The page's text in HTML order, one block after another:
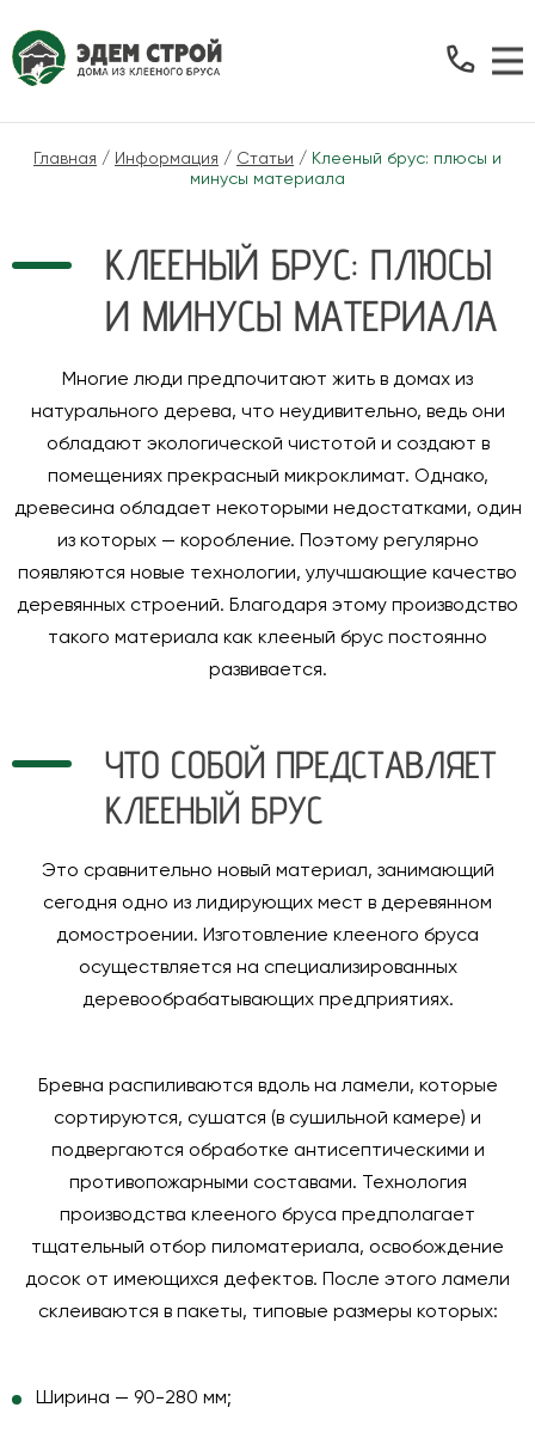
Главная / Информация / Статьи / Клееный брус: плюсы и
минусы материала
КЛЕЕНЫЙ БРУС: ПЛЮСЫ
И МИНУСЫ МАТЕРИАЛА
Многие люди предпочитают жить в домах из
натурального дерева, что неудивительно, ведь они
обладают экологической чистотой и создают в
помещениях прекрасный микроклимат. Однако,
древесина обладает некоторыми недостатками, один
из которых — коробление. Поэтому регулярно
появляются новые технологии, улучшающие качество
деревянных строений. Благодаря этому производство
такого материала как клееный брус постоянно
развивается.
ЧТО СОБОЙ ПРЕДСТАВЛЯЕТ
КЛЕЕНЫЙ БРУС
Это сравнительно новый материал, занимающий
сегодня одно из лидирующих мест в деревянном
домостроении. Изготовление клееного бруса
осуществляется на специализированных
деревообрабатывающих предприятиях.
Бревна распиливаются вдоль на ламели, которые
сортируются, сушатся (в сушильной камере) и
подвергаются обработке антисептическими и
противопожарными составами. Технология
производства клееного бруса предполагает
тщательный отбор пиломатериала, освобождение
досок от имеющихся дефектов. После этого ламели
склеиваются в пакеты, типовые размеры которых:
Ширина — 90-280 мм;